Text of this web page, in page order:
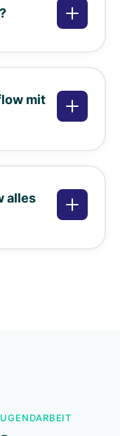
mit
alles